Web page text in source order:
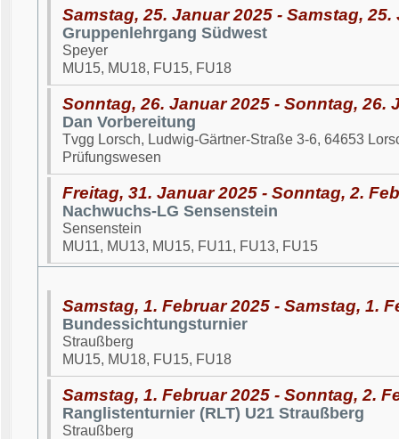
Samstag, 25. Januar 2025 - Samstag, 25.
Gruppenlehrgang Südwest
Speyer
MU15, MU18, FU15, FU18
Sonntag, 26. Januar 2025 - Sonntag, 26.
Dan Vorbereitung
Tvgg Lorsch, Ludwig-Gärtner-Straße 3-6, 64653
Prüfungswesen
Freitag, 31. Januar 2025 - Sonntag, 2.
Nachwuchs-LG Sensenstein
Sensenstein
MU11, MU13, MU15, FU11, FU13, FU15
Samstag, 1. Februar 2025 - Samstag, 1.
Bundessichtungsturnier
Straußberg
MU15, MU18, FU15, FU18
Samstag, 1. Februar 2025 - Sonntag, 2.
Ranglistenturnier (RLT) U21 Straußberg
Straußberg